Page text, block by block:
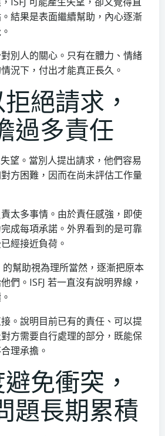
結果是表面繼續幫助，內心逐漸
別人的關心。只有在體力、情緒
況下，付出才能真正長久。
絕請求，
過多責任
望。當別人提出請求，他們容易
方困難，因而在尚未評估工作量
太多事情。由於責任感強，即使
成每項承諾。外界看到的是可靠
經接近負荷。
的幫助視為理所當然，逐漸把原本
們。ISFJ 若一直沒有說明界線，
。說明目前已有的責任、可以提
方需要自行處理的部分，既能保
理承擔。
免衝突，
題長期累積